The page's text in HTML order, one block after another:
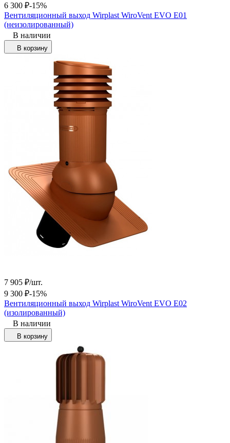
6 300 ₽-15%
Вентиляционный выход Wirplast WiroVent EVO Е01
(неизолированный)
В наличии
В корзину
7 905 ₽/шт.
9 300 ₽-15%
Вентиляционный выход Wirplast WiroVent EVO Е02
(изолированный)
В наличии
В корзину